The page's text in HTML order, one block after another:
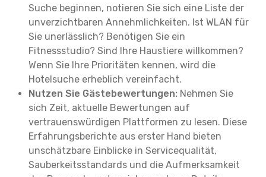
Suche beginnen, notieren Sie sich eine Liste der
unverzichtbaren Annehmlichkeiten. Ist WLAN für
Sie unerlässlich? Benötigen Sie ein
Fitnessstudio? Sind Ihre Haustiere willkommen?
Wenn Sie Ihre Prioritäten kennen, wird die
Hotelsuche erheblich vereinfacht.
Nutzen Sie Gästebewertungen: Nehmen Sie
sich Zeit, aktuelle Bewertungen auf
vertrauenswürdigen Plattformen zu lesen. Diese
Erfahrungsberichte aus erster Hand bieten
unschätzbare Einblicke in Servicequalität,
Sauberkeitsstandards und die Aufmerksamkeit